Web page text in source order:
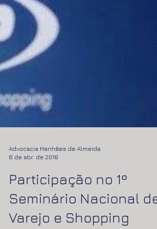
6 de abr. de 2016
Participação no 1º